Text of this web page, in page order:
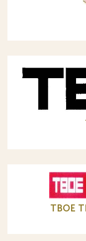
TBOE